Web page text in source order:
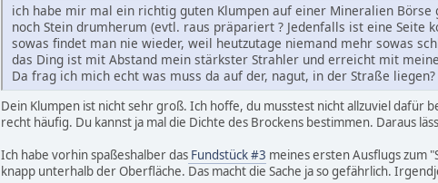
ich habe mir mal ein richtig guten Klumpen auf einer Mineralien
noch Stein drumherum (evtl. raus präpariert ? Jedenfalls ist eine
sowas findet man nie wieder, weil heutzutage niemand mehr sowas
das Ding ist mit Abstand mein stärkster Strahler und erreicht mit
Da frag ich mich echt was muss da auf der, nagut, in der Straße liegen?
Dein Klumpen ist nicht sehr groß. Ich hoffe, du musstest nicht allzuviel dafür
recht häufig. Du kannst ja mal die Dichte des Brockens bestimmen. Daraus
Ich habe vorhin spaßeshalber das Fundstück #3 meines ersten Ausflugs zum
knapp unterhalb der Oberfläche. Das macht die Sache ja so gefährlich.